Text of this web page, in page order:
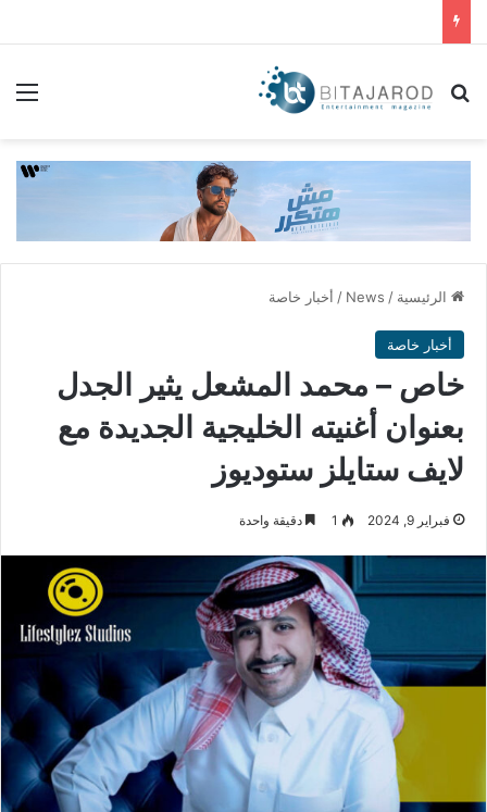
بحث عن
الرئيسية /
News
/ أخبار خاصة
أخبار خاصة
خاص – محمد المشعل يثير الجدل
بعنوان أغنيته الخليجية الجديدة مع
لايف ستايلز ستوديوز
فبراير 9, 2024 1 دقيقة واحدة